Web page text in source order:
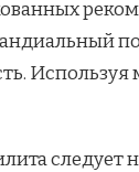
следует